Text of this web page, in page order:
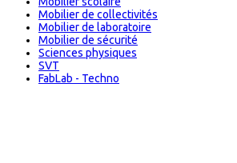
Mobilier de collectivités
Mobilier de laboratoire
Mobilier de sécurité
Sciences physiques
SVT
FabLab - Techno